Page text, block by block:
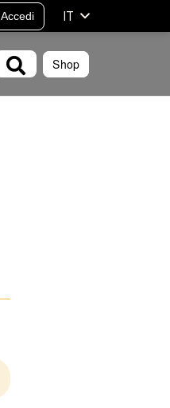
Accedi IT
Shop